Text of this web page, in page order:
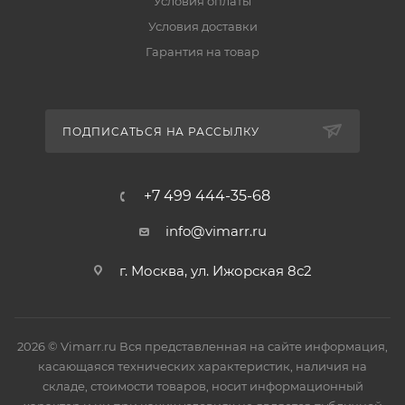
Условия доставки
Гарантия на товар
ПОДПИСАТЬСЯ НА РАССЫЛКУ
+7 499 444-35-68
info@vimarr.ru
г. Москва, ул. Ижорская 8с2
2026 © Vimarr.ru Вся представленная на сайте информация,
касающаяся технических характеристик, наличия на
складе, стоимости товаров, носит информационный